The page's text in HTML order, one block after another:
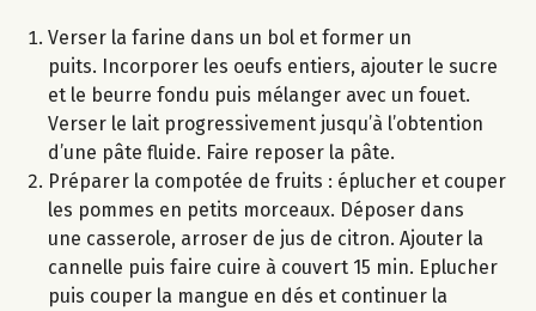
Verser la farine dans un bol et former un
puits. Incorporer les oeufs entiers, ajouter le sucre
et le beurre fondu puis mélanger avec un fouet.
Verser le lait progressivement jusqu’à l’obtention
d’une pâte fluide. Faire reposer la pâte.
Préparer la compotée de fruits : éplucher et couper
les pommes en petits morceaux. Déposer dans
une casserole, arroser de jus de citron. Ajouter la
cannelle puis faire cuire à couvert 15 min. Eplucher
puis couper la mangue en dés et continuer la